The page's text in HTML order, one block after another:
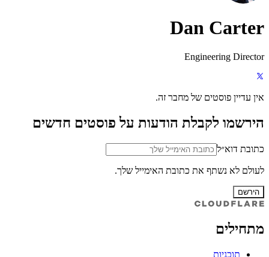
Dan Carter
Engineering Director
אין עדיין פוסטים של מחבר זה.
הירשמו לקבלת הודעות על פוסטים חדשים
כתובת דוא״ל
לעולם לא נשתף את כתובת האימייל שלך.
הירשם
מתחילים
תוכניות